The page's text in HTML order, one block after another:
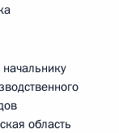
область